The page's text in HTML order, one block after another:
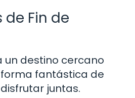
Fin de
un destino cercano
fantástica de
juntas.